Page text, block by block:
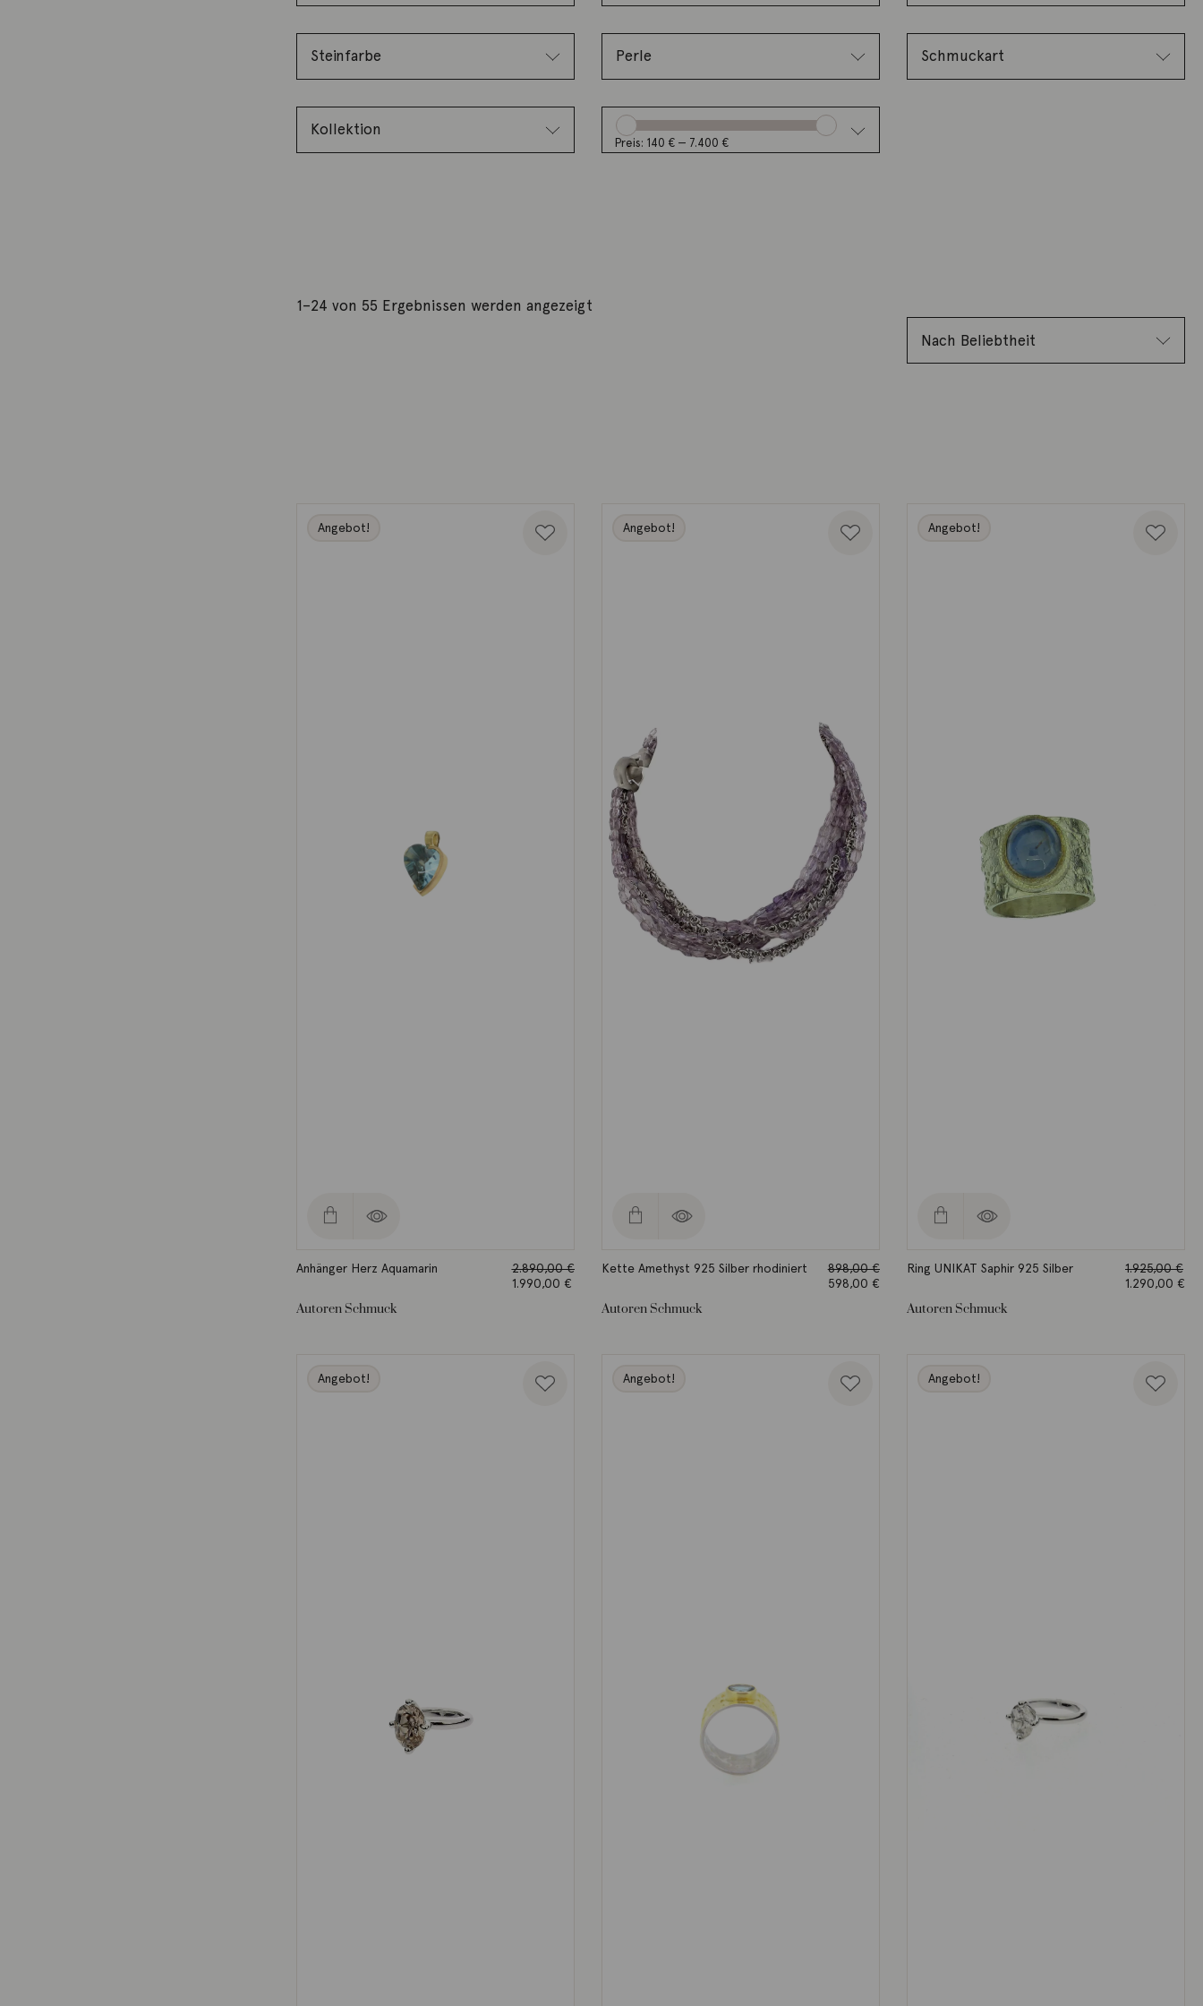
Preis: 140 €— 7.400 €
1–24 von 55 Ergebnissen werden angezeigt
Angebot!
Anhänger Herz Aquamarin 2.890,00€
Ursprünglicher
1.990,00 €
Autoren Schmuck
Angebot!
Kette Amethyst 925 Silber rhodiniert 898,00€
Ursprünglicher
598,00 €
Autoren Schmuck
Angebot!
Ring UNIKAT Saphir 925 Silber 1.925,00€
1.290,00 €
Autoren Schmuck
Angebot! Angebot! Angebot!